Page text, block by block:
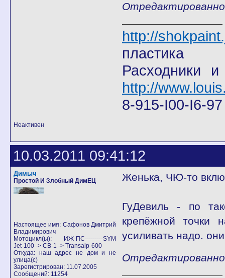
Отредактированно
http://
пластика
Расходники
http://
8-915-I00-I6-
Неактивен
10.03.2011 09:41:12
Димыч
Простой И Злобный ДимЕЦ
Настоящее имя: Сафонов Дмитрий
Владимирович
Мотоцикл(ы): ИЖ-ПС---------SYM
Jet-100 -> CB-1 -> Transalp-600
Откуда: наш адрес не дом и не
улица(с)
Зарегистрирован: 11.07.2005
Сообщений: 11254
Женька, ЧЮ-то
ГуДевиль - по
крепёжной точки
усиливать надо.